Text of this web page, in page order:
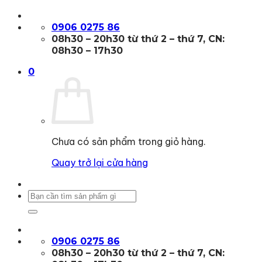
qua
0906 0275 86
08h30 – 20h30 từ thứ 2 – thứ 7, CN:
08h30 – 17h30
0
Chưa có sản phẩm trong giỏ hàng.
Quay trở lại cửa hàng
Tìm
0906 0275 86
08h30 – 20h30 từ thứ 2 – thứ 7, CN: